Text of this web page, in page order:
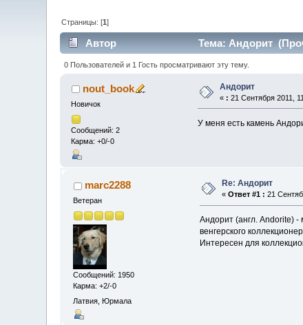
Страницы: [1]
Автор Тема: Андорит
0 Пользователей и 1 Гость просматривают эту тему.
nout_book
Новичок
Сообщений: 2
Карма: +0/-0
Андорит
« : 21 Сентября 2011,
У меня есть камень
marc2288
Ветеран
Сообщений: 1950
Карма: +2/-0
Латвия, Юрмала
Re: Андорит
«Ответ #1 : 21
Андорит (англ. Andorite)
венгерского
Интересен для